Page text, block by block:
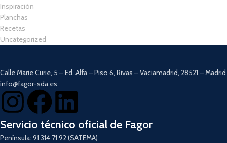
Inspiración
Planchas
Recetas
Uncategorized
Calle Marie Curie, 5 – Ed. Alfa – Piso 6, Rivas – Vaciamadrid, 28521 – Madrid
info@fagor-sda.es
Servicio técnico oficial de Fagor
Península: 91 314 71 92 (SATEMA)